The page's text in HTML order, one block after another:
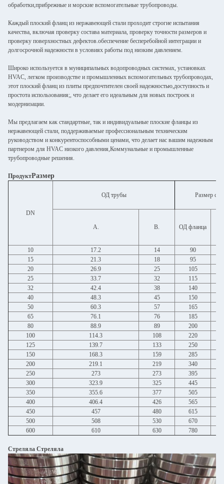
обработки,прибрежные и морские вспомогательные трубопроводы.
Каждый плоский фланц из нержавеющей стали проходит строгие испытания
качества, включая проверку состава материала, проверку точности размеров и
проверку поверхностных дефектов.обеспечение бесперебойной интеграции и
долгосрочной надежности в условиях работы под низким давлением.
Широко используется в муниципальных водопроводных системах, установках
HVAC, легком производстве и промышленных вспомогательных трубопроводах,
этот плоский фланц из плиты предпочтителен своей надежностью,доступность и
простота использования;, что делает его идеальным для новых построек и
модернизации.
Мы предлагаем как стандартные, так и индивидуальные плоские фланцы из
нержавеющей стали, поддерживаемые профессиональным техническим
руководством и конкурентоспособными ценами, что делает нас вашим надежным
партнером для HVAC низкого давления,Коммунальные и промышленные
трубопроводные решения.
ПродуктРазмер
DN
ОД трубы Размер
А. В. ОД фланца
10 17.2 14
90
15
21.3 18
95
20
26.9 25
105
25
33.7 32
115
32
42.4 38
140
40
48.3 45
150
50
60.3 57
165
65
76.1 76
185
80
88.9 89
200
100
114.3 108
220
125
139.7 133
250
150
168.3 159
285
200
219.1 219
340
250
273 273
395
300
323.9 325
445
350
355.6 377
505
400
406.4 426
565
450
457 480
615
500
508 530
670
600
610 630 780
Стреляла Стреляла